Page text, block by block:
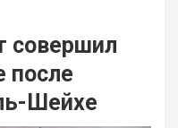
совершил
после
Шейхе